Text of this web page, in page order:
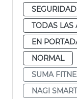
TODAS LAS
EN
NORMAL
SUMA
NAGI